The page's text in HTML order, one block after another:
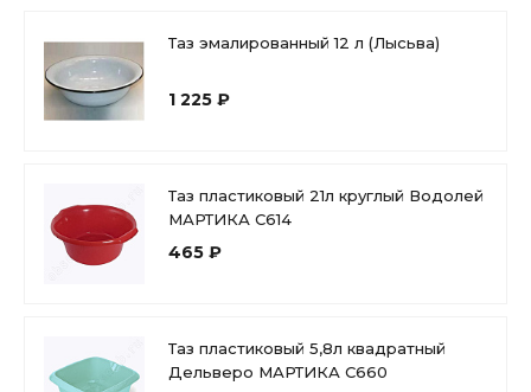
Таз эмалированный 12 л (Лысьва)
1 225 ₽
Таз пластиковый 21л круглый Водолей
МАРТИКА С614
465 ₽
Таз пластиковый 5,8л квадратный
Дельверо МАРТИКА С660